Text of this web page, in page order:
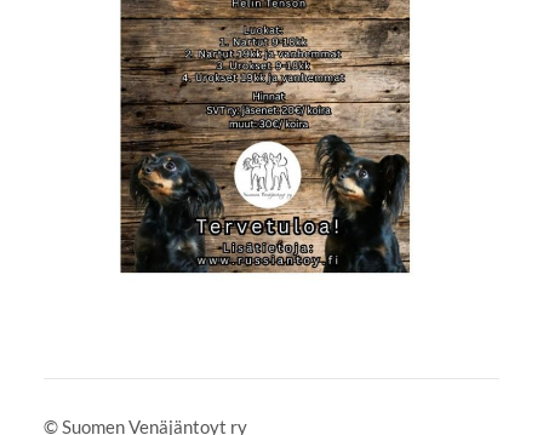
©Suomen Venäjäntoyt ry